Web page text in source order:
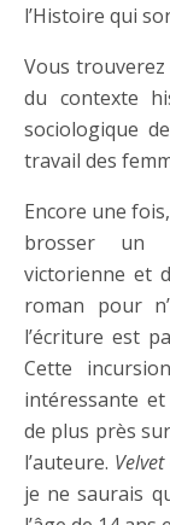
l’Histoire qui
Vous trouverez
du contexte
sociologique
travail des
Encore une
brosser un
victorienne et
roman pour
l’écriture est
Cette
intéressante
de plus près
l’auteure. Velvet
je ne saurais